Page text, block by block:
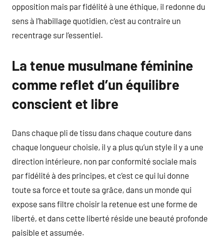
opposition mais par fidélité à une éthique, il redonne du
sens à l’habillage quotidien, c’est au contraire un
recentrage sur l’essentiel.
La tenue musulmane féminine
comme reflet d’un équilibre
conscient et libre
Dans chaque pli de tissu dans chaque couture dans
chaque longueur choisie, il y a plus qu’un style il y a une
direction intérieure, non par conformité sociale mais
par fidélité à des principes, et c’est ce qui lui donne
toute sa force et toute sa grâce, dans un monde qui
expose sans filtre choisir la retenue est une forme de
liberté, et dans cette liberté réside une beauté profonde
paisible et assumée.